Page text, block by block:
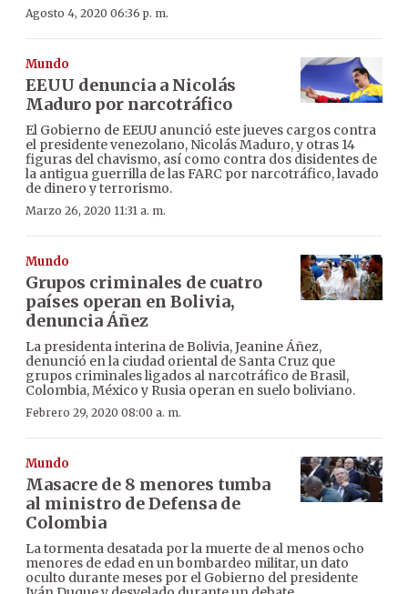
Agosto 4, 2020 06:36 p. m.
Mundo
EEUU denuncia a Nicolás
Maduro por narcotráfico
El Gobierno de EEUU anunció este jueves cargos contra
el presidente venezolano, Nicolás Maduro, y otras 14
figuras del chavismo, así como contra dos disidentes de
la antigua guerrilla de las FARC por narcotráfico, lavado
de dinero y terrorismo.
Marzo 26, 2020 11:31 a. m.
Mundo
Grupos criminales de cuatro
países operan en Bolivia,
denuncia Áñez
La presidenta interina de Bolivia, Jeanine Áñez,
denunció en la ciudad oriental de Santa Cruz que
grupos criminales ligados al narcotráfico de Brasil,
Colombia, México y Rusia operan en suelo boliviano.
Febrero 29, 2020 08:00 a. m.
Mundo
Masacre de 8 menores tumba
al ministro de Defensa de
Colombia
La tormenta desatada por la muerte de al menos ocho
menores de edad en un bombardeo militar, un dato
oculto durante meses por el Gobierno del presidente